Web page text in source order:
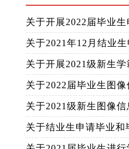
关于开展2022届毕业
关于2021年12月结业
关于开展2021级新生
关于2022届毕业生图
关于2021级新生图像
关于结业生申请毕业